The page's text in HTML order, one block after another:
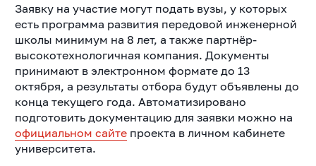
Заявку на участие могут подать вузы, у которых
есть программа развития передовой инженерной
школы минимум на 8 лет, а также партнёр-
высокотехнологичная компания. Документы
принимают в электронном формате до 13
октября, а результаты отбора будут объявлены до
конца текущего года. Автоматизировано
подготовить документацию для заявки можно на
официальном сайтепроекта в личном кабинете
университета.